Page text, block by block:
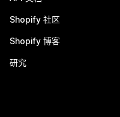
Shopify 社区
Shopify 博客
研究